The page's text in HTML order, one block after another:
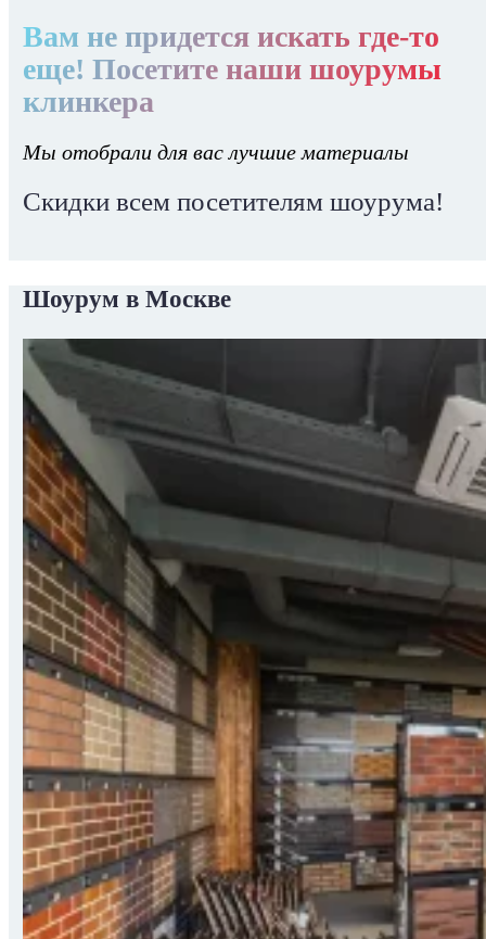
Вам не придется искать где-то
еще! Посетите наши шоурумы
клинкера
Мы отобрали для вас лучшие материалы
Скидки всем посетителям шоурума!
Шоурум в Москве